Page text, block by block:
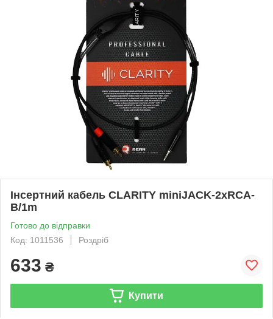
Інсертний кабель CLARITY miniJACK-2xRCA-
B/1m
Готово до відправки
Код: 1011536
Роздріб
633 ₴
Купити